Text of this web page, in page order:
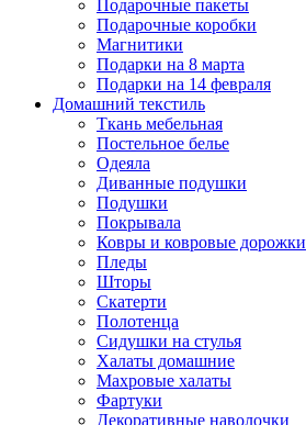
Подарочные пакеты
Подарочные коробки
Магнитики
Подарки на 8 марта
Подарки на 14 февраля
Домашний текстиль
Ткань мебельная
Постельное белье
Одеяла
Диванные подушки
Подушки
Покрывала
Ковры и ковровые дорожки
Пледы
Шторы
Скатерти
Полотенца
Сидушки на стулья
Халаты домашние
Махровые халаты
Фартуки
Декоративные наволочки